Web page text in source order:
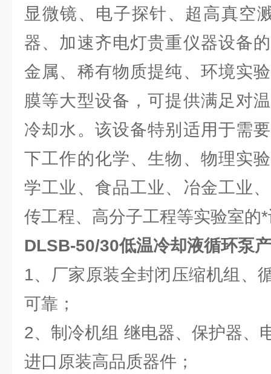
显微镜、电子探针、超高真空
器、加速齐电灯贵重仪器设备
金属、稀有物质提纯、环境实
膜等大型设备，可提供满足对
冷却水。该设备特别适用于需
下工作的化学、生物、物理实
学工业、食品工业、冶金工业
传工程、高分子工程等实验室的
DLSB-50/30低温冷却液循环泵
1、厂家原装全封闭压缩机组、
可靠；
2、制冷机组 继电器、保护器、
进口原装高品质器件；